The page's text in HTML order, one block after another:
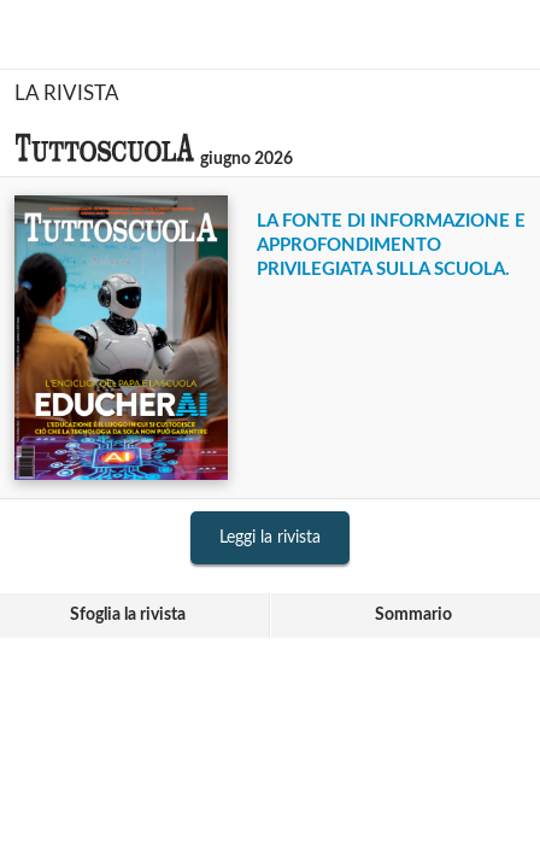
LA RIVISTA
giugno 2026
LA FONTE DI INFORMAZIONE E
APPROFONDIMENTO
PRIVILEGIATA SULLA SCUOLA.
Leggi la rivista
Sfoglia la rivista Sommario